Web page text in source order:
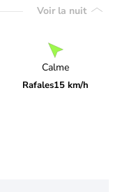
Voir la nuit
Calme
Rafales15 km/h